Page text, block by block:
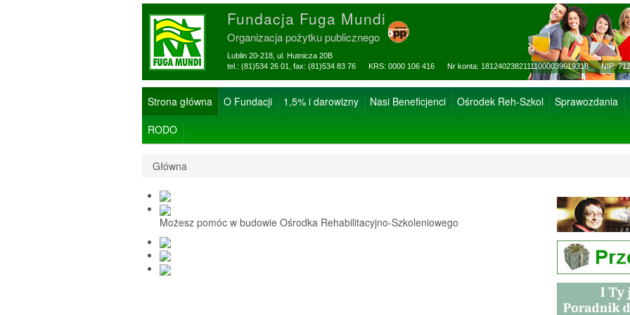
Fundacja Fuga Mundi
Organizacja pożytku publicznego
Lublin 20-218, ul. Hutnicza 20B
tel.: (81)534 26 01, fax: (81)534 83 76 KRS: 0000 106 416 Nr konta: 18124023821111000039019318 NIP:
Strona główna O Fundacji 1,5% i darowizny Nasi Beneficjenci Ośrodek Reh-Szkol Sprawozdania
RODO
Główna
Możesz pomóc w budowie Ośrodka Rehabilitacyjno-Szkoleniowego